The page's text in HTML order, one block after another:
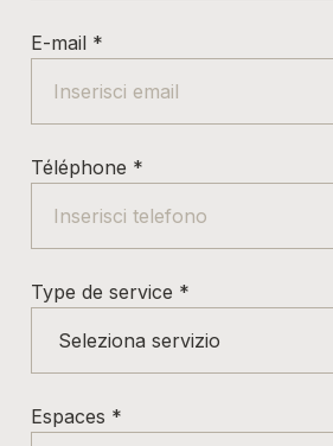
E-mail *
Téléphone *
Type de service *
Espaces *